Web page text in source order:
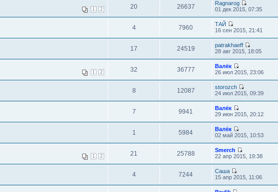
1 2 20 26637
Ragnarog
01 дек 2015, 07:35
4 7960
ТАЙ
16 сен 2015, 21:41
17 24519
patrakhaeff
28 авг 2015, 18:05
1 2 32 36777
Валёк
26 июл 2015, 23:06
8 12087
storozch
24 июл 2015, 09:39
7 9941
Валёк
29 июн 2015, 20:12
1 5984
Валёк
02 май 2015, 10:53
1 2 21 25788
Smerch
22 апр 2015, 19:38
4 7244
Саша
15 апр 2015, 11:06